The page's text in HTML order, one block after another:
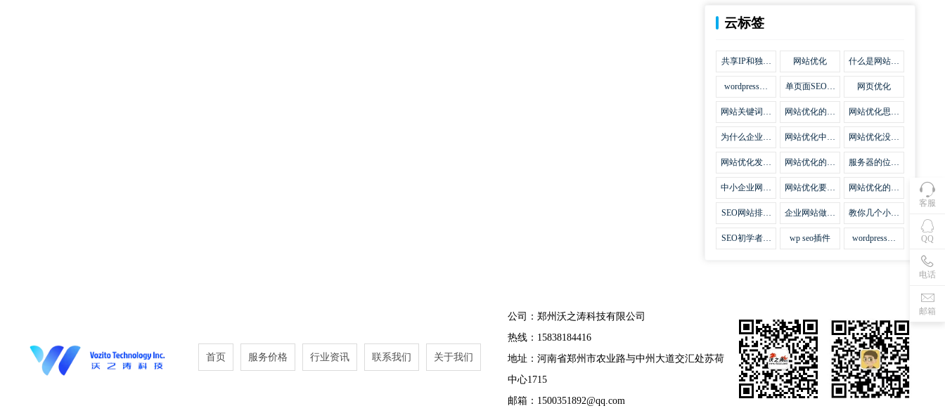
云标签
共享IP和独立
网站优化
什么是网站优
wordpress网
集插件
单页面SEO网
网页优化
网站关键词优
么
网站优化的误
网站优化思路
要
为什么企业网
网站SEO优
网站优化中关
干问题
网站优化没有
味道
网站优化发挥
网站优化的费
服务器的位置
影响
中小企业网站
法
网站优化要不
网站优化的逆
SEO网站排名
法宝
企业网站做好
势
教你几个小技
页优化
SEO初学者，
wp seo插件
wordpress插
客服
QQ
电话
邮箱
首页 服务价格 行业资讯 联系我们 关于我们
公司：郑州沃之涛科技有限公司
热线：15838184416
地址：河南省郑州市农业路与中州大道交汇处苏荷
中心1715
邮箱：1500351892@qq.com